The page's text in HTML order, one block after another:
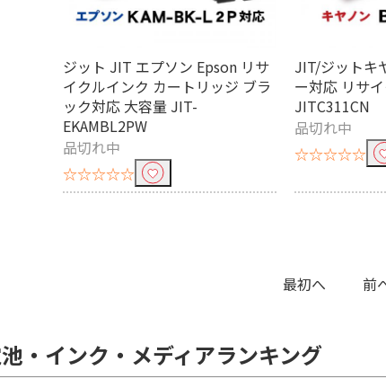
ジット JIT エプソン Epson リサ
イクルインク カートリッジ ブラ
ック対応 大容量 JIT-
EKAMBL2PW
品切れ中
☆☆☆☆☆
JIT/ジットキ
ー対応 リサ
JITC311CN
品切れ中
☆☆☆☆☆
最初へ 前
｜キヤノン用
サイズで絞り込む
A3 A3ノビ
その他サイズ L判
紙質で絞り込む
枚～999枚
・インク・メディアランキング